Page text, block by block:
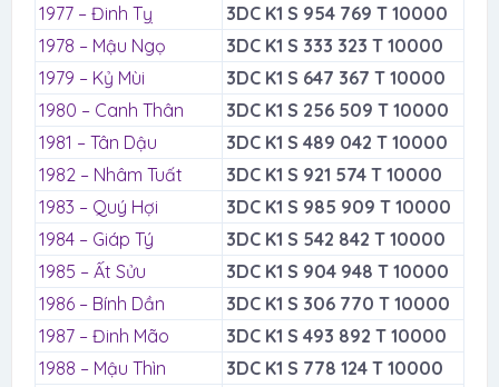
1977 – Đinh Tỵ
3DC K1 S 954 769 T 10000
1978 – Mậu Ngọ
3DC K1 S 333 323 T 10000
1979 – Kỷ Mùi
3DC K1 S 647 367 T 10000
1980 – Canh Thân
3DC K1 S 256 509 T 10000
1981 – Tân Dậu
3DC K1 S 489 042 T 10000
1982 – Nhâm Tuất
3DC K1 S 921 574 T 10000
1983 – Quý Hợi
3DC K1 S 985 909 T 10000
1984 – Giáp Tý
3DC K1 S 542 842 T 10000
1985 – Ất Sửu
3DC K1 S 904 948 T 10000
1986 – Bính Dần
3DC K1 S 306 770 T 10000
1987 – Đinh Mão
3DC K1 S 493 892 T 10000
1988 – Mậu Thìn
3DC K1 S 778 124 T 10000